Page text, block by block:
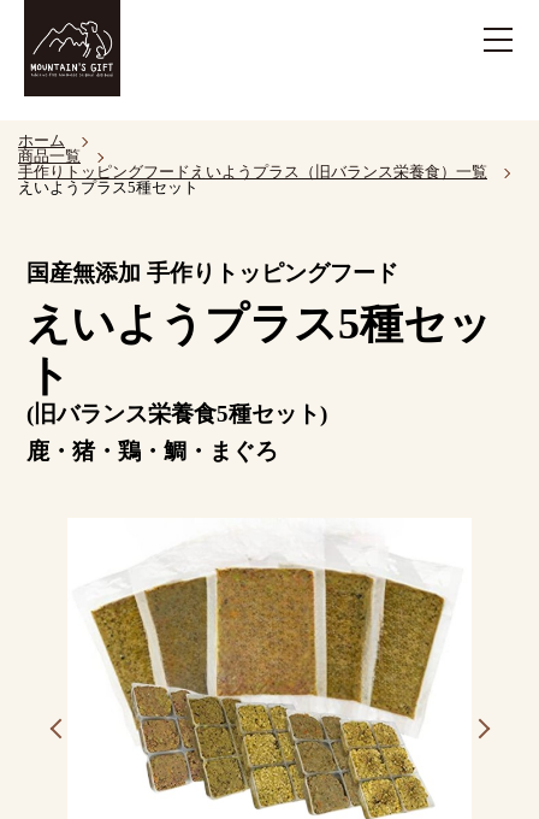
ホーム
商品一覧
手作りトッピングフードえいようプラス（旧バランス栄養食）一覧
えいようプラス5種セット
国産無添加 手作りトッピングフード
えいようプラス5種セッ
ト
(旧バランス栄養食5種セット)
鹿・猪・鶏・鯛・まぐろ